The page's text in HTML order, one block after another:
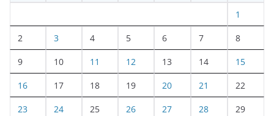
1
2 3 4 5 6 7 8
9 10 11 12 13 14 15
16 17 18 19 20 21 22
23 24 25 26 27 28 29